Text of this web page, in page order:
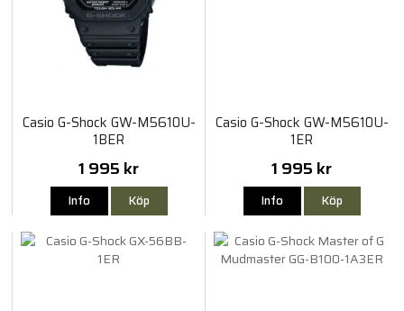
Casio G-Shock GW-M5610U-
1BER
1 995 kr
Info Köp
Casio G-Shock GW-M5610U-
1ER
1 995 kr
Info Köp